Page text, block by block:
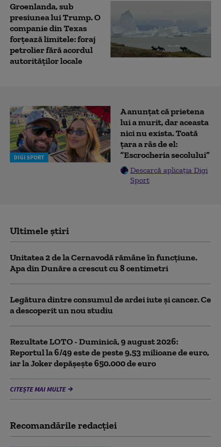
Groenlanda, sub
presiunea lui Trump. O
companie din Texas
forțează limitele: foraj
petrolier fără acordul
autorităților locale
DIGI SPORT
A anunțat că prietena
lui a murit, dar aceasta
nici nu exista. Toată
țara a râs de el:
”Escrocheria secolului”
Descarcă aplicația Digi
Sport
Ultimele știri
Unitatea 2 de la Cernavodă rămâne în funcțiune.
Apa din Dunăre a crescut cu 8 centimetri
Legătura dintre consumul de ardei iute și cancer. Ce
a descoperit un nou studiu
Rezultate LOTO - Duminică, 9 august 2026:
Reportul la 6/49 este de peste 9,53 milioane de euro,
iar la Joker depășește 650.000 de euro
CITEȘTE MAI MULTE
Recomandările redacţiei